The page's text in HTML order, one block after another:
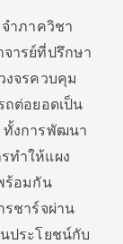
ำภาควิชา
ารย์ที่ปรึกษา
งจรควบคุม
ถต่อยอดเป็น
ทั้งการพัฒนา
ทำให้แผง
ร้อมกัน
ชาร์จผ่าน
ประโยชน์กับ